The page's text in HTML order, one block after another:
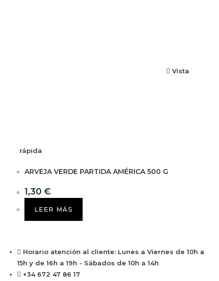
Vista
rápida
ARVEJA VERDE PARTIDA AMÉRICA 500 G
1,30 €
LEER MÁS
Horario atención al cliente: Lunes a Viernes de 10h a
15h y de 16h a 19h - Sábados de 10h a 14h
+34 672 47 86 17